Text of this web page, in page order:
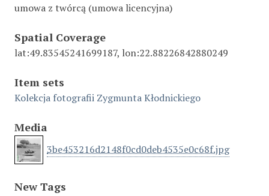
umowa z twórcą (umowa licencyjna)
Spatial Coverage
lat:49.83545241699187, lon:22.88226842880249
Item sets
Kolekcja fotografii Zygmunta Kłodnickiego
Media
3be453216d2148f0cd0deb4535e0c68f.jpg
New Tags